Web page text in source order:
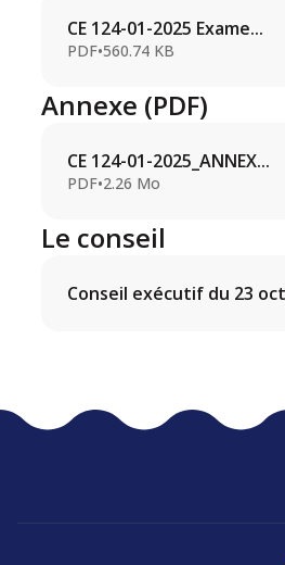
CE 124-01-2025 Exame...
PDF•560.74 KB
Annexe (PDF)
CE 124-01-2025_ANNEX...
PDF•2.26 Mo
Le conseil
Conseil exécutif du 23